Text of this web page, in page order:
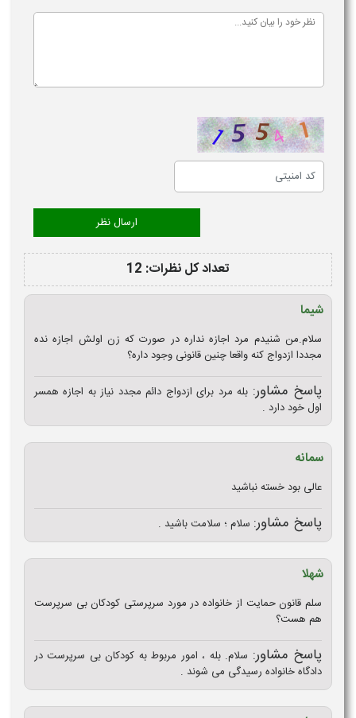
تعداد کل نظرات: 12
شیما
سلام.من شنیدم مرد اجازه نداره در صورت که زن اولش اجازه نده
مجددا ازدواج کنه واقعا چنین قانونی وجود داره؟
پاسخ مشاور: بله مرد برای ازدواج دائم مجدد نیاز به اجازه همسر
اول خود دارد .
سمانه
عالی بود خسته نباشید
پاسخ مشاور: سلام ؛ سلامت باشید .
شهلا
سلم قانون حمایت از خانواده در مورد سرپرستی کودکان بی سرپرست
هم هست؟
پاسخ مشاور: سلام. بله ، امور مربوط به کودکان بی سرپرست در
دادگاه خانواده رسیدگی می شوند .